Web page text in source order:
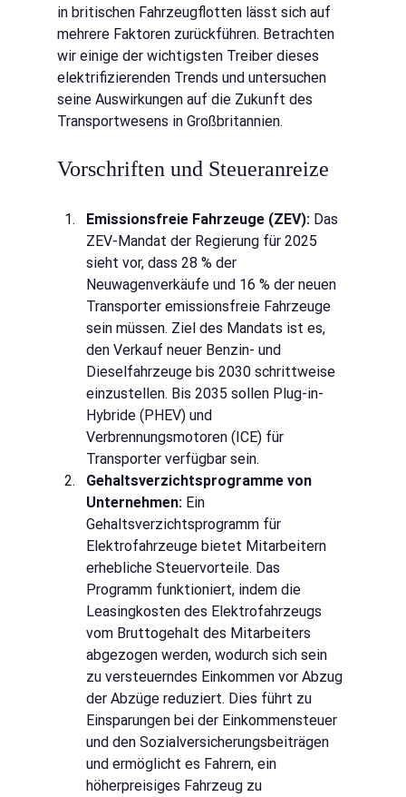
in britischen Fahrzeugflotten lässt sich auf
mehrere Faktoren zurückführen. Betrachten
wir einige der wichtigsten Treiber dieses
elektrifizierenden Trends und untersuchen
seine Auswirkungen auf die Zukunft des
Transportwesens in Großbritannien.
Vorschriften und Steueranreize
Emissionsfreie Fahrzeuge (ZEV): Das
ZEV-Mandat der Regierung für 2025
sieht vor, dass 28 % der
Neuwagenverkäufe und 16 % der neuen
Transporter emissionsfreie Fahrzeuge
sein müssen. Ziel des Mandats ist es,
den Verkauf neuer Benzin- und
Dieselfahrzeuge bis 2030 schrittweise
einzustellen. Bis 2035 sollen Plug-in-
Hybride (PHEV) und
Verbrennungsmotoren (ICE) für
Transporter verfügbar sein.
Gehaltsverzichtsprogramme von
Unternehmen: Ein
Gehaltsverzichtsprogramm für
Elektrofahrzeuge bietet Mitarbeitern
erhebliche Steuervorteile. Das
Programm funktioniert, indem die
Leasingkosten des Elektrofahrzeugs
vom Bruttogehalt des Mitarbeiters
abgezogen werden, wodurch sich sein
zu versteuerndes Einkommen vor Abzug
der Abzüge reduziert. Dies führt zu
Einsparungen bei der Einkommensteuer
und den Sozialversicherungsbeiträgen
und ermöglicht es Fahrern, ein
höherpreisiges Fahrzeug zu